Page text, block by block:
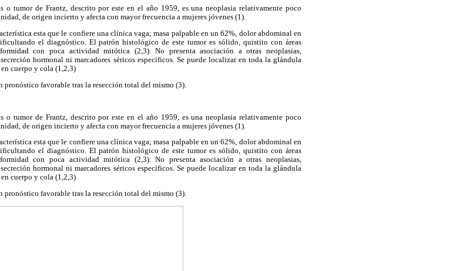
tumor de Frantz, descrito por este en el año 1959, es una neoplasia relativamente poco
de origen incierto y afecta con mayor frecuencia a mujeres jóvenes (1).
esta que le confiere una clínica vaga; masa palpable en un 62%, dolor abdominal en
el diagnóstico. El patrón histológico de este tumor es sólido, quistito con áreas
con poca actividad mitótica (2,3). No presenta asociación a otras neoplasias,
hormonal ni marcadores séricos específicos. Se puede localizar en toda la glándula
cuerpo y cola (1,2,3)
favorable tras la resección total del mismo (3).
tumor de Frantz, descrito por este en el año 1959, es una neoplasia relativamente poco
de origen incierto y afecta con mayor frecuencia a mujeres jóvenes (1).
esta que le confiere una clínica vaga; masa palpable en un 62%, dolor abdominal en
el diagnóstico. El patrón histológico de este tumor es sólido, quistito con áreas
con poca actividad mitótica (2,3). No presenta asociación a otras neoplasias,
hormonal ni marcadores séricos específicos. Se puede localizar en toda la glándula
cuerpo y cola (1,2,3)
pronóstico favorable tras la resección total del mismo (3).